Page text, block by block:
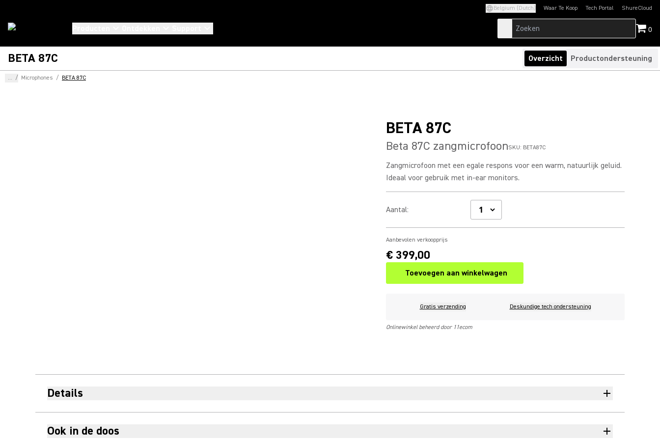
Belgium (Dutch) Waar Te Koop Tech Portal
(Opens in a new tab)ShureCloud
(Opens in a new
0
BETA 87C Overzicht Productondersteuning
... / Microphones / BETA 87C
BETA 87C
Beta 87C zangmicrofoonSKU: BETA87C
Zangmicrofoon met een egale respons voor een warm, natuurlijk geluid.
Ideaal voor gebruik met in-ear monitors.
Aantal:
Aanbevolen verkoopprijs
€ 399,00
Toevoegen aan winkelwagen
Gratis verzending Deskundige tech ondersteuning
Onlinewinkel beheerd door 11ecom
Details
Ook in de doos